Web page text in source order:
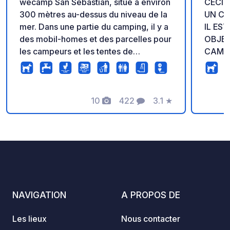
300 mètres au-dessus du niveau de la
mer. Dans une partie du camping, il y a
des mobil-homes et des parcelles pour
les campeurs et les tentes de
glamping. Les emplacements ont une
superficie de 60 m2 et conviennent à
camping-cars. Les emplacements Plus
et Premium comprennent l'électricité.
10
Photos
422
Commentaires
3.1
Note
★
UN
IL
avant
NAVIGATION
Les lieux
A PROPOS DE
Nous contacter